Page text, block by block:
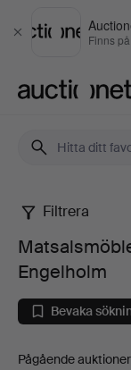
Stäng Finns
på
Engelholm
Filtrera
Engelholm
Bevaka
Pågående auktioner